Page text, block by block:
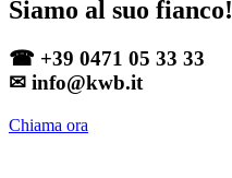
Siamo al suo fianco!
☎ +39 0471 05 33 33
✉ info@kwb.it
Chiama ora